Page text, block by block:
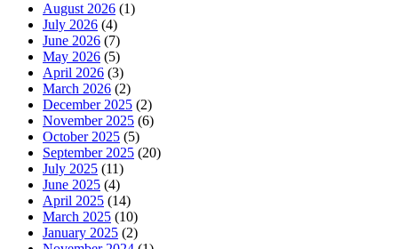
August 2026 (1)
July 2026 (4)
June 2026 (7)
May 2026 (5)
April 2026 (3)
March 2026 (2)
December 2025 (2)
November 2025 (6)
October 2025 (5)
September 2025 (20)
July 2025 (11)
June 2025 (4)
April 2025 (14)
March 2025 (10)
January 2025 (2)